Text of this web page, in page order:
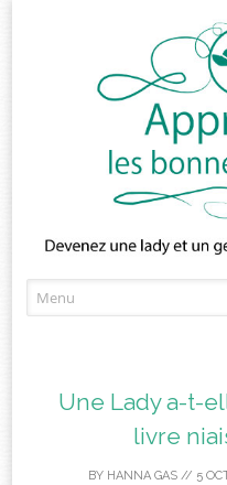
Une Lady a-t-
livre
BY HANNA GAS // 5